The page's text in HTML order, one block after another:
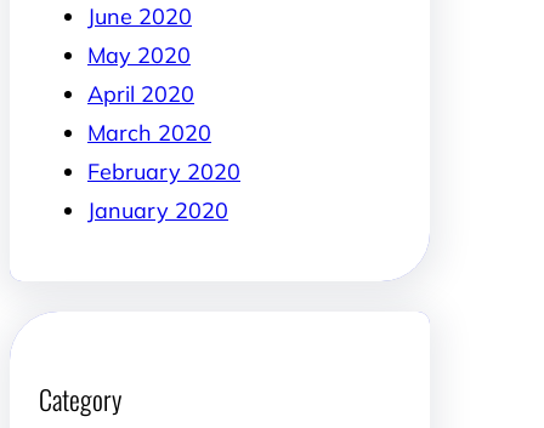
June 2020
May 2020
April 2020
March 2020
February 2020
January 2020
Category